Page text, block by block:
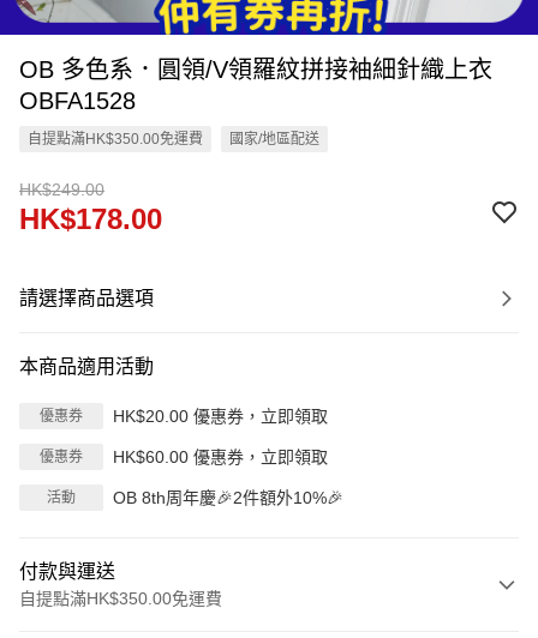
OB 多色系．圓領/V領羅紋拼接袖細針織上衣
OBFA1528
自提點滿HK$350.00免運費 國家/地區配送
HK$249.00
HK$178.00
請選擇商品選項
本商品適用活動
優惠券 HK$20.00 優惠券，立即領取
優惠券 HK$60.00 優惠券，立即領取
活動 OB 8th周年慶🎉2件額外10%🎉
付款與運送
自提點滿HK$350.00免運費